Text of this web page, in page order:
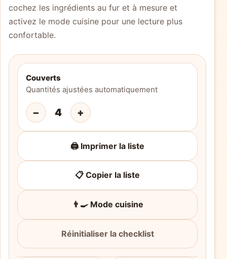
cochez les ingrédients au fur et à mesure et
activez le mode cuisine pour une lecture plus
confortable.
Couverts
Quantités ajustées automatiquement
− 4 +
🖨️ Imprimer la liste
📋 Copier la liste
👨‍🍳 Mode cuisine
Réinitialiser la checklist